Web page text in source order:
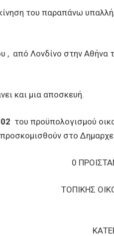
του παραπάνω
, από Λονδίνο στην
και μια αποσκευή.
του προϋπολογισμού
στο
0
ΤΟΠΙΚΗΣ